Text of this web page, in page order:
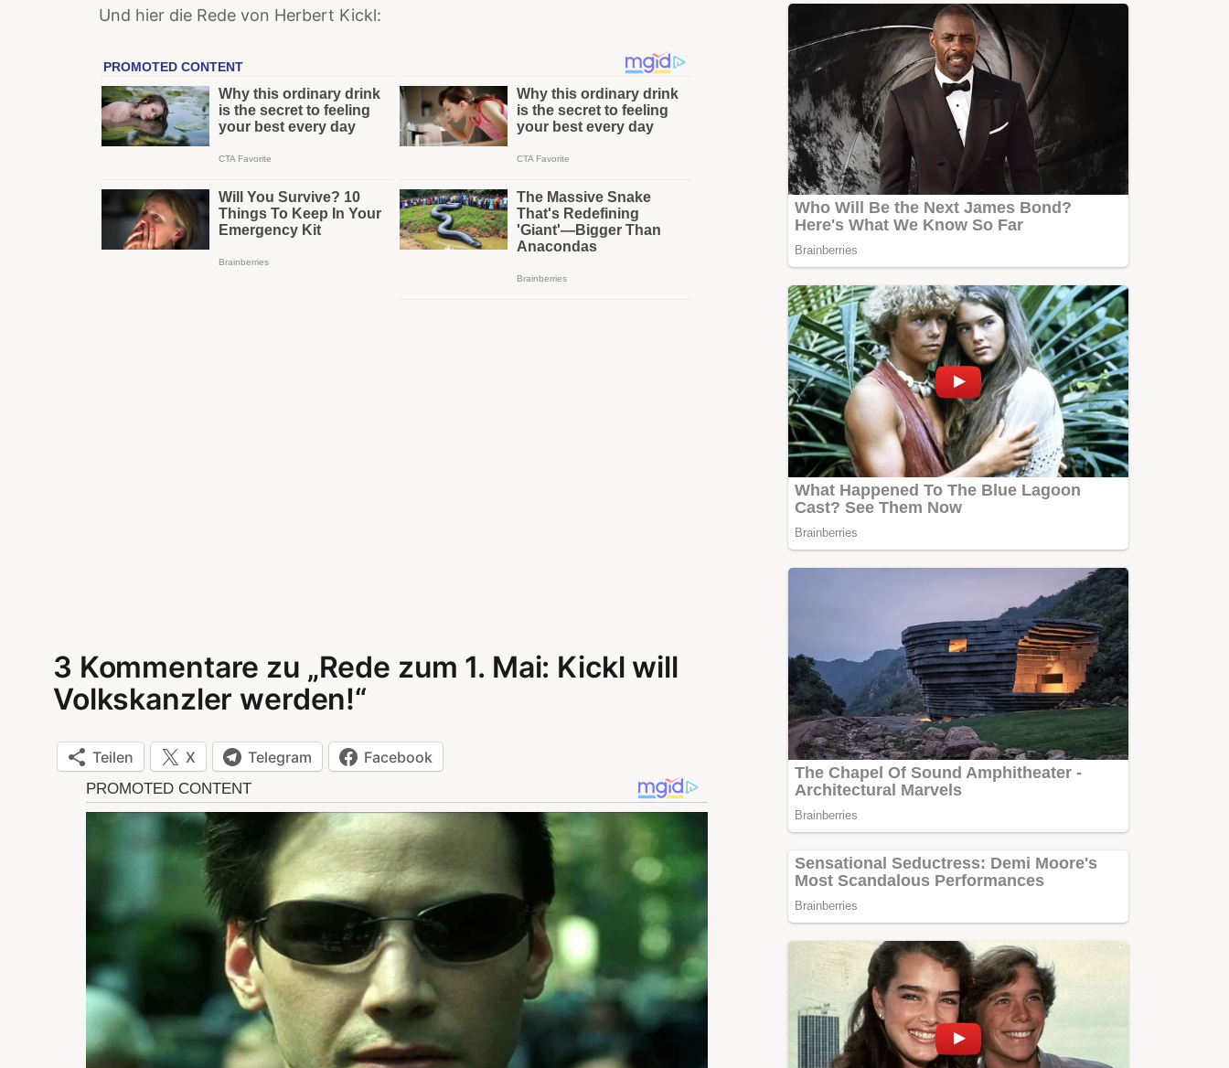
Und hier die Rede von Herbert Kickl:
3 Kommentare zu „Rede zum 1. Mai: Kickl will
Volkskanzler werden!“
Teilen X Telegram Facebook